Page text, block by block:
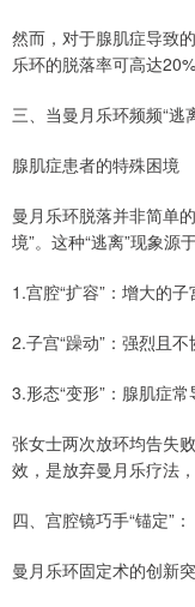
然而，对于腺肌症导致
乐环的脱落率可高达
三、当曼月乐环频频“逃
腺肌症患者的特殊困境
曼月乐环脱落并非简单
境”。这种“逃离”现象源
1.宫腔“扩容”：增大的
2.子宫“躁动”：强烈且不
3.形态“变形”：腺肌症
张女士两次放环均告失
效，是放弃曼月乐疗法
四、宫腔镜巧手“锚定”：
曼月乐环固定术的创新